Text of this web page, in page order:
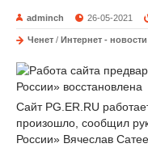
adminch 26-05-2021
Ченет / Интернет - новости
Сайт PG.ER.RU
произошло, сообщил
России» Вячеслав